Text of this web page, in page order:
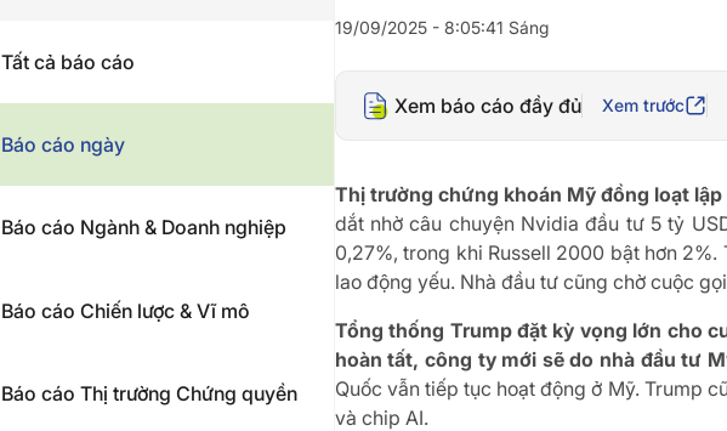
Tất cả báo cáo
Báo cáo ngày
Báo cáo Ngành & Doanh nghiệp
Báo cáo Chiến lược & Vĩ mô
Báo cáo Thị trường Chứng quyền
19/09/2025 - 8:05:41 Sáng
Xem báo cáo đầy đủ Xem trước
Thị trường chứng khoán Mỹ đồng loạt
dắt nhờ câu chuyện Nvidia đầu tư 5 tỷ
0,27%, trong khi Russell 2000 bật hơn
lao động yếu. Nhà đầu tư cũng chờ cuộc
Tổng thống Trump đặt kỳ vọng lớn cho
hoàn tất, công ty mới sẽ do nhà đầu tư
Quốc vẫn tiếp tục hoạt động ở Mỹ. Trump
và chip AI.